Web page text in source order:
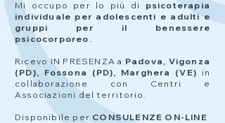
​Mi occupo per lo più di
psicoterapia
individuale per adolescenti e adulti e
gruppi per il benessere
psicocorporeo.
Ricevo IN PRESENZA a Padova, Vigonza
(PD), Fossona (PD), Marghera (VE) in
collaborazione con Centri e
Associazioni del territorio.
Disponibile per CONSULENZE ON-LINE